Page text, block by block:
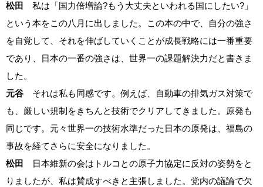
松田
私は「国力倍増論?もう大丈夫といわれる国にしたい?」
という本をこの八月に出しました。この本の中で、自分の強さ
を自覚して、それを伸ばしていくことが成長戦略には一番重要
であり、日本の一番の強さは、世界一の課題解決力だと書きま
した。
元谷 それは私も同感です。例えば、自動車の排気ガス対策で
も、厳しい規制をきちんと技術でクリアしてきました。原発も
同じです。元々世界一の技術水準だった日本の原発は、福島の
事故を経てさらに安全になりました。
松田
日本維新の会はトルコとの原子力協定に反対の姿勢をと
りましたが、私は賛成すべきと主張しました。党内の議論で欠